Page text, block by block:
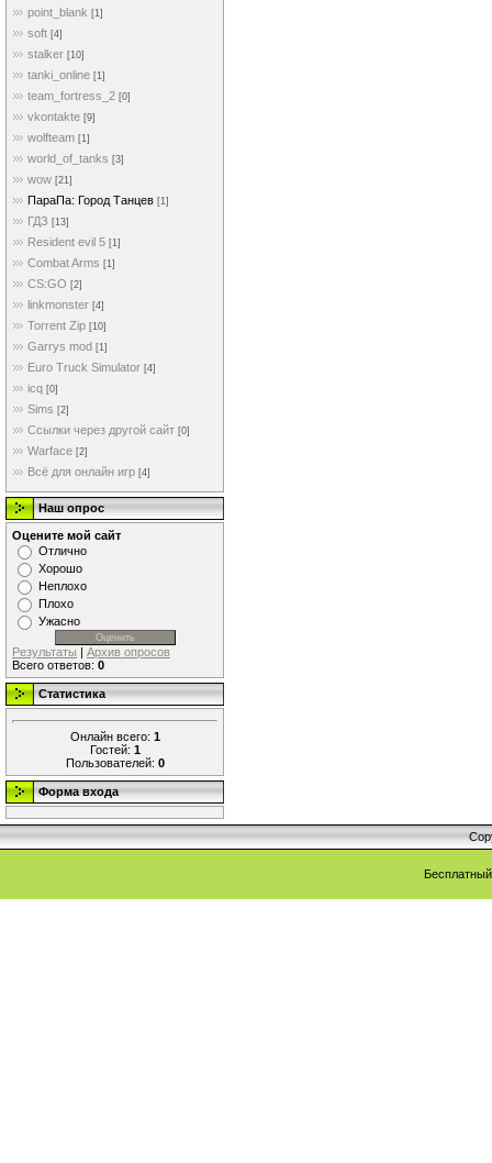
point_blank [1]
soft [4]
stalker [10]
tanki_online [1]
team_fortress_2 [0]
vkontakte [9]
wolfteam [1]
world_of_tanks [3]
wow [21]
ПараПа: Город Танцев [1]
ГДЗ [13]
Resident evil 5 [1]
Combat Arms [1]
CS:GO [2]
linkmonster [4]
Torrent Zip [10]
Garrys mod [1]
Euro Truck Simulator [4]
icq [0]
Sims [2]
Ссылки через другой сайт [0]
Warface [2]
Всё для онлайн игр [4]
Наш опрос
Оцените мой сайт
Отлично
Хорошо
Неплохо
Плохо
Ужасно
Результаты | Архив опросов
Всего ответов: 0
Статистика
Онлайн всего: 1
Гостей: 1
Пользователей: 0
Форма входа